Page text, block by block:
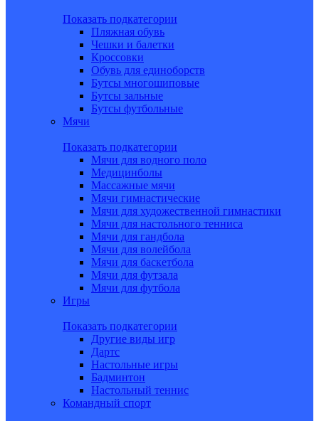
Показать подкатегории
Пляжная обувь
Чешки и балетки
Кроссовки
Обувь для единоборств
Бутсы многошиповые
Бутсы зальные
Бутсы футбольные
Мячи
Показать подкатегории
Мячи для водного поло
Медицинболы
Массажные мячи
Мячи гимнастические
Мячи для художественной гимнастики
Мячи для настольного тенниса
Мячи для гандбола
Мячи для волейбола
Мячи для баскетбола
Мячи для футзала
Мячи для футбола
Игры
Показать подкатегории
Другие виды игр
Дартс
Настольные игры
Бадминтон
Настольный теннис
Командный спорт